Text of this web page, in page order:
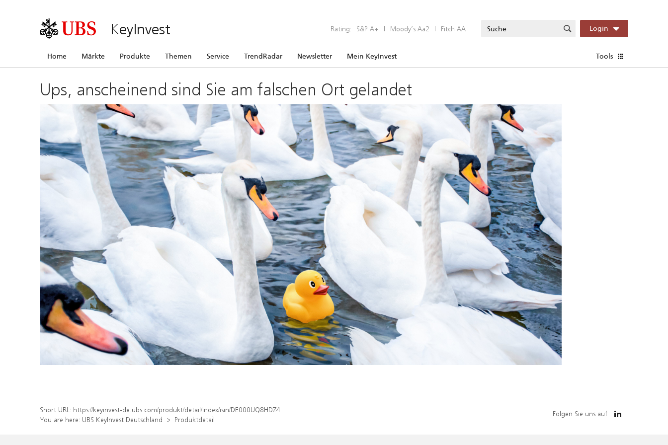
KeyInvest Rating: S&P A+ | Moody’s Aa2 | Fitch AA Login
Home Märkte Produkte Themen Service TrendRadar Newsletter Mein KeyInvest Tools
Ups, anscheinend sind Sie am falschen Ort gelandet
Short URL: https://keyinvest-de.ubs.com/produkt/detail/index/isin/DE000UQ8HDZ4
You are here: UBS KeyInvest Deutschland Produktdetail
Folgen Sie uns auf